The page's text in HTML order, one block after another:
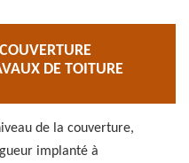
DE TOITURE
de la couverture,
implanté à